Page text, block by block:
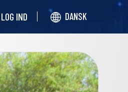
LOG IND DANSK